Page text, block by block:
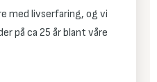
med livserfaring, og vi
på ca 25 år blant våre